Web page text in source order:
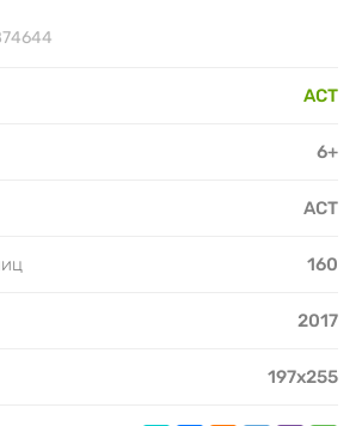
АСТ
6+
АСТ
160
2017
197х255